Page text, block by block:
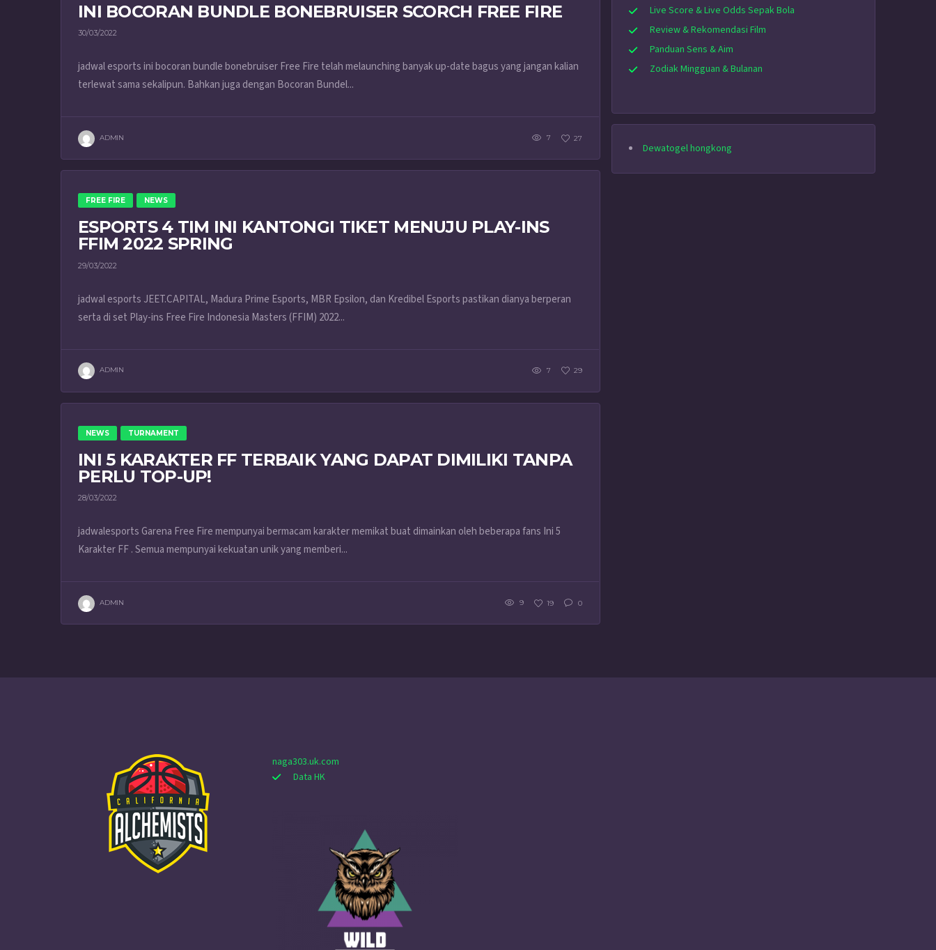
INI BOCORAN BUNDLE BONEBRUISER SCORCH FREE FIRE
30/03/2022
jadwal esports ini bocoran bundle bonebruiser Free Fire telah melaunching banyak up-date bagus yang jangan kalian
terlewat sama sekalipun. Bahkan juga dengan Bocoran Bundel...
ADMIN 7 27
FREE FIRE NEWS
ESPORTS 4 TIM INI KANTONGI TIKET MENUJU PLAY-INS
FFIM 2022 SPRING
29/03/2022
jadwal esports JEET.CAPITAL, Madura Prime Esports, MBR Epsilon, dan Kredibel Esports pastikan dianya berperan
serta di set Play-ins Free Fire Indonesia Masters (FFIM) 2022...
ADMIN 7 29
NEWS TURNAMENT
INI 5 KARAKTER FF TERBAIK YANG DAPAT DIMILIKI TANPA
PERLU TOP-UP!
28/03/2022
jadwalesports Garena Free Fire mempunyai bermacam karakter memikat buat dimainkan oleh beberapa fans Ini 5
Karakter FF . Semua mempunyai kekuatan unik yang memberi...
ADMIN 9 19 0
Live Score & Live Odds Sepak Bola
Review & Rekomendasi Film
Panduan Sens & Aim
Zodiak Mingguan & Bulanan
Dewatogel hongkong
naga303.uk.com
Data HK